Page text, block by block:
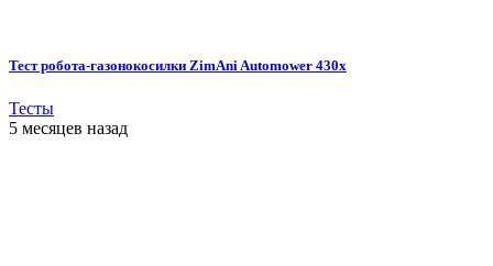
Тест робота-газонокосилки ZimAni Automower 430х
Тесты
5 месяцев назад